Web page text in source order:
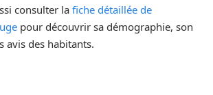
consulter la fiche détaillée de
pour découvrir sa démographie, son
avis des habitants.